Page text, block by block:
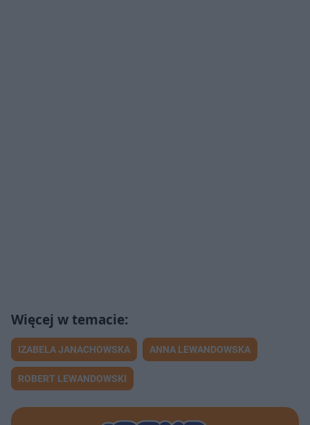
IZABELA JANACHOWSKA ANNA LEWANDOWSKA
ROBERT LEWANDOWSKI